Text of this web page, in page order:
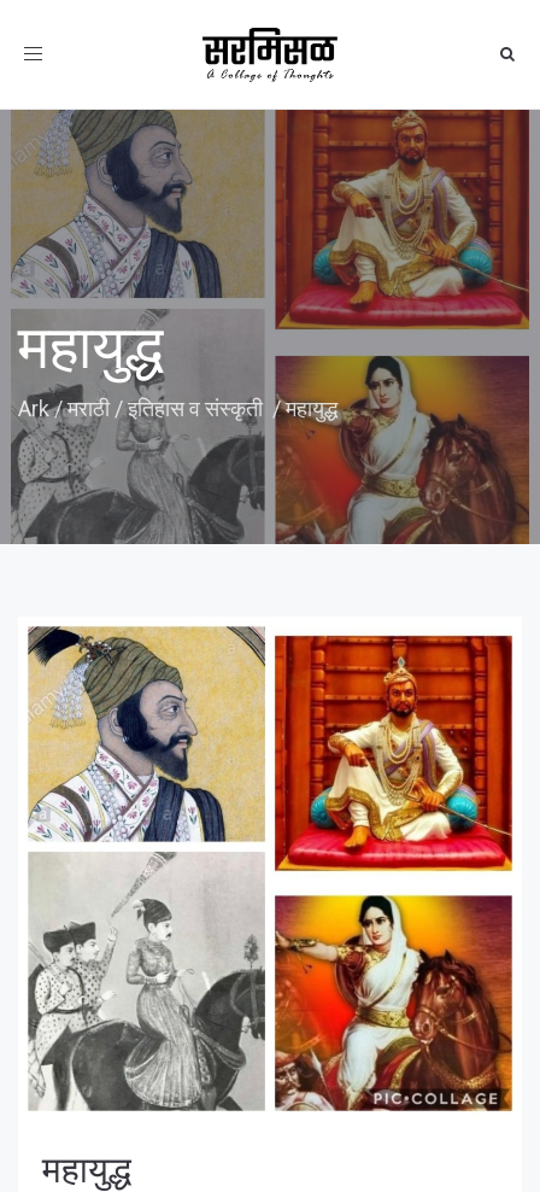
Toggle
महायुद्ध
Ark/मराठी/इतिहास व संस्कृती /महायुद्ध
महायुद्ध